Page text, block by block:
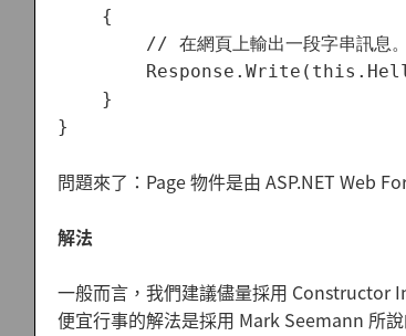
    {
// 在網頁上輸出一段字串訊息
    }
問題來了：Page 物件是由 ASP.NET Web
解法
一般而言，我們建議儘量採用 Constructor
便宜行事的解法是採用 Mark Seemann 所